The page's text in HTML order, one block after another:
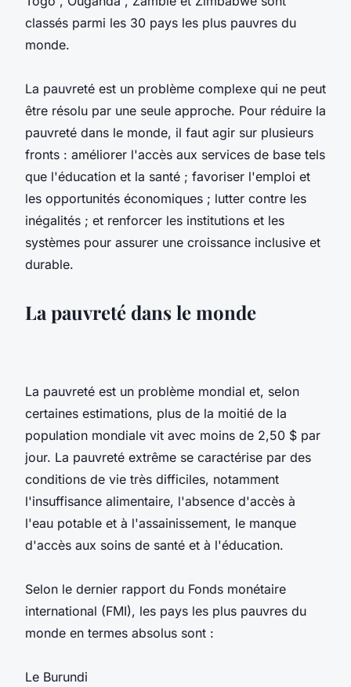
classés parmi les 30 pays les plus pauvres du
monde.
La pauvreté est un problème complexe qui ne peut
être résolu par une seule approche. Pour réduire la
pauvreté dans le monde, il faut agir sur plusieurs
fronts : améliorer l'accès aux services de base tels
que l'éducation et la santé ; favoriser l'emploi et
les opportunités économiques ; lutter contre les
inégalités ; et renforcer les institutions et les
systèmes pour assurer une croissance inclusive et
durable.
La pauvreté dans le monde
La pauvreté est un problème mondial et, selon
certaines estimations, plus de la moitié de la
population mondiale vit avec moins de 2,50 $ par
jour. La pauvreté extrême se caractérise par des
conditions de vie très difficiles, notamment
l'insuffisance alimentaire, l'absence d'accès à
l'eau potable et à l'assainissement, le manque
d'accès aux soins de santé et à l'éducation.
Selon le dernier rapport du Fonds monétaire
international (FMI), les pays les plus pauvres du
monde en termes absolus sont :
Le Burundi